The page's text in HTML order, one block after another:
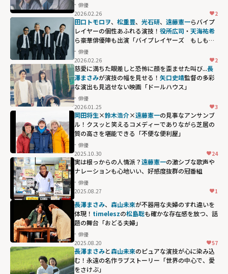
俳優
2026.02.26
2
田口トモロヲ、 松重豊、 光石研、 遠藤憲一らバイプ
レイヤーの個性あふれる演技！ 役所広司 ・ 天海祐希
ら豪華俳優陣も出演「バイプレイヤーズ もしも
100人の名脇役が映画を作ったら」
俳優
2026.02.26
2
慈愛に満ちた眼差しと恐怖に顔を歪ませた叫び...長
澤まさみが演技の幅を見せる！ 矢口史靖監督の多彩
な演出も見逃せない映画「ドールハウス」
俳優
2026.01.25
3
岡田将生×鈴木浩介×遠藤憲一の見事なアンサンブ
ル！クスッと笑えるコメディーでありながら芝居の
質の高さを堪能できる「不便な便利屋」
俳優
2025.10.30
24
実は根っからの人情派？遠藤憲一の激シブな歌声や
ナレーションも心地いい、好感度抜群の冠番組
俳優
2025.08.27
1
長澤まさみ、 森山未來が不器用な夫婦のすれ違いを
体現！ timeleszの松島聡も確かな存在感を放つ、話
題の舞台「おどる夫婦」
俳優
2025.08.20
57
長澤まさみと森山未來のピュアな演技が心に染み込
む！永遠の名作ラブストーリー「世界の中心で、愛
をさけぶ」